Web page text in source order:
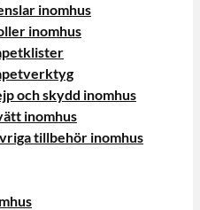
inomhus
inomhus
och skydd inomhus
inomhus
tillbehör inomhus